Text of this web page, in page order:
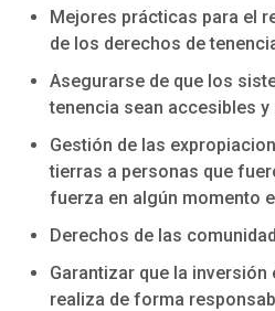
Mejores prácticas para el
de los derechos de
Asegurarse de que los
tenencia sean accesibles y
Gestión de las
tierras a personas que
fuerza en algún momento
Derechos de las
Garantizar que la
realiza de forma